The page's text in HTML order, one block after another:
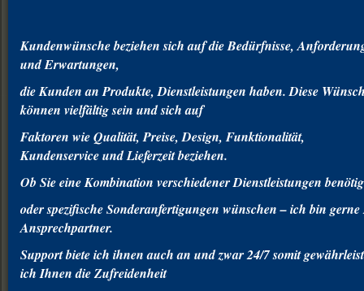
Kundenwünsche beziehen sich auf die Bedürfnisse,
und Erwartungen,
die Kunden an Produkte, Dienstleistungen haben. Diese
können vielfältig sein und sich auf
Faktoren wie Qualität, Preise, Design, Funktionalität,
Kundenservice und Lieferzeit beziehen.
Ob Sie eine Kombination verschiedener Dienstleistungen
oder spezifische Sonderanfertigungen wünschen – ich bin
Ansprechpartner.
Support biete ich ihnen auch an und zwar 24/7 somit
ich Ihnen die Zufreidenheit